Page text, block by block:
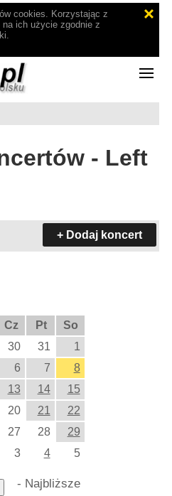
cookies. Korzystając z
ich użycie zgodnie z
- Left
+ Dodaj koncert
Cz Pt
So
30 31
1
6 7
8
13 14
15
20 21
22
27 28
29
3 4 5
- Najbliższe